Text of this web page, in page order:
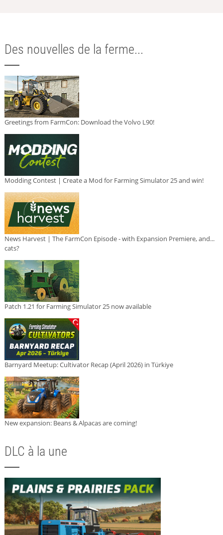
Des nouvelles de la ferme...
Greetings from FarmCon: Download the Volvo L90!
Modding Contest | Create a Mod for Farming Simulator 25 and win!
News Harvest | The FarmCon Episode - with Expansion Premiere, and...
cats?
Patch 1.21 for Farming Simulator 25 now available
Barnyard Meetup: Cultivator Recap (April 2026) in Türkiye
New expansion: Beans & Alpacas are coming!
DLC à la une